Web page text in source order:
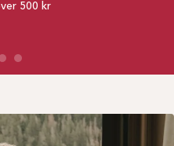
500 kr